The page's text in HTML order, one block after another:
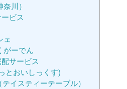
川）
ビス
ェ
がーでん
サービス
とおいしっくす)
テイスティーテーブル）